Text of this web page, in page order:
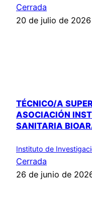
Cerrada
20 de julio de 2026
TÉCNICO/A
ASOCIACIÓN
SANITARIA
Instituto de
Cerrada
26 de junio de